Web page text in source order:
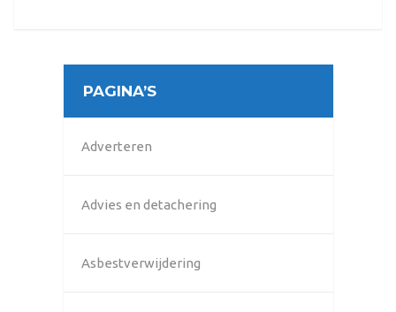
PAGINA’S
Adverteren
Advies en detachering
Asbestverwijdering